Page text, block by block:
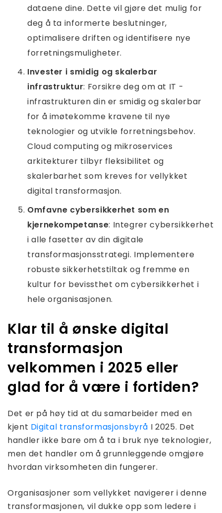
dataene dine. Dette vil gjøre det mulig for
deg å ta informerte beslutninger,
optimalisere driften og identifisere nye
forretningsmuligheter.
Invester i smidig og skalerbar
infrastruktur: Forsikre deg om at IT -
infrastrukturen din er smidig og skalerbar
for å imøtekomme kravene til nye
teknologier og utvikle forretningsbehov.
Cloud computing og mikroservices
arkitekturer tilbyr fleksibilitet og
skalerbarhet som kreves for vellykket
digital transformasjon.
Omfavne cybersikkerhet som en
kjernekompetanse: Integrer cybersikkerhet
i alle fasetter av din digitale
transformasjonsstrategi. Implementere
robuste sikkerhetstiltak og fremme en
kultur for bevissthet om cybersikkerhet i
hele organisasjonen.
Klar til å ønske digital
transformasjon
velkommen i 2025 eller
glad for å være i fortiden?
Det er på høy tid at du samarbeider med en
kjent Digital transformasjonsbyrå I 2025. Det
handler ikke bare om å ta i bruk nye teknologier,
men det handler om å grunnleggende omgjøre
hvordan virksomheten din fungerer.
Organisasjoner som vellykket navigerer i denne
transformasjonen, vil dukke opp som ledere i